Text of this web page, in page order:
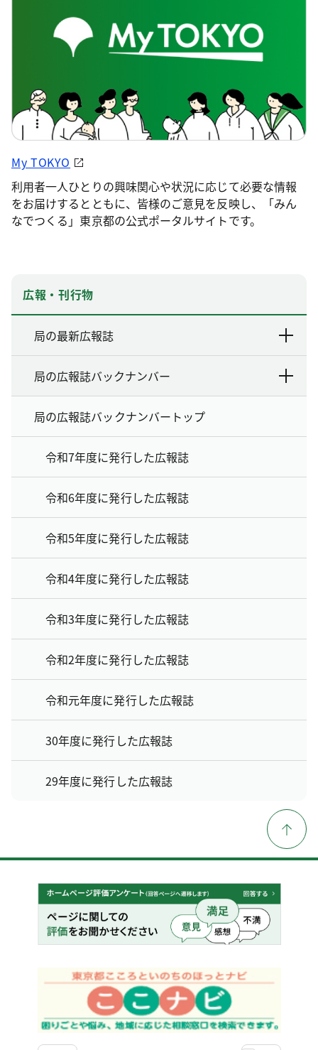
My TOKYO
利用者一人ひとりの興味関心や状況に応じて必要な情報
をお届けするとともに、皆様のご意見を反映し、「みん
なでつくる」東京都の公式ポータルサイトです。
広報・刊行物
局の最新広報誌
局の広報誌バックナンバー
局の広報誌バックナンバートップ
令和7年度に発行した広報誌
令和6年度に発行した広報誌
令和5年度に発行した広報誌
令和4年度に発行した広報誌
令和3年度に発行した広報誌
令和2年度に発行した広報誌
令和元年度に発行した広報誌
30年度に発行した広報誌
29年度に発行した広報誌